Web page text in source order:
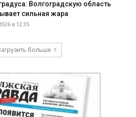
Волгоградскую область
сильная жара
в 12:35
больше